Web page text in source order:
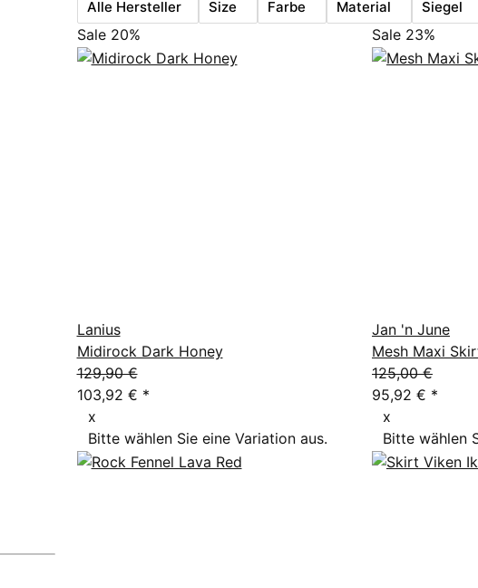
Alle Hersteller Size Farbe Material Siegel
Sale 20%
Lanius
Midirock Dark Honey
129,90 €
103,92 € *
x
Bitte wählen Sie eine Variation aus.
Sale 23%
Jan 'n June
Mesh Maxi
125,00 €
95,92 € *
x
Bitte wählen